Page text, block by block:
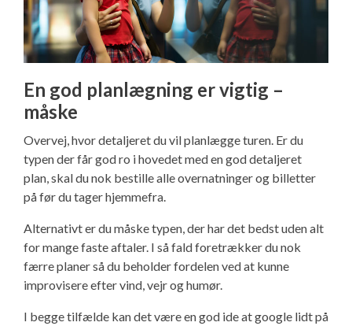
En god planlægning er vigtig –
måske
Overvej, hvor detaljeret du vil planlægge turen. Er du
typen der får god ro i hovedet med en god detaljeret
plan, skal du nok bestille alle overnatninger og billetter
på før du tager hjemmefra.
Alternativt er du måske typen, der har det bedst uden alt
for mange faste aftaler. I så fald foretrækker du nok
færre planer så du beholder fordelen ved at kunne
improvisere efter vind, vejr og humør.
I begge tilfælde kan det være en god ide at google lidt på